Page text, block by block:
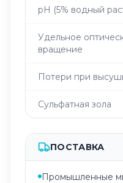
pH (5% водный
Удельное
вращение
Потери при
Сульфатная зола
ПОСТАВКА
Промышленные